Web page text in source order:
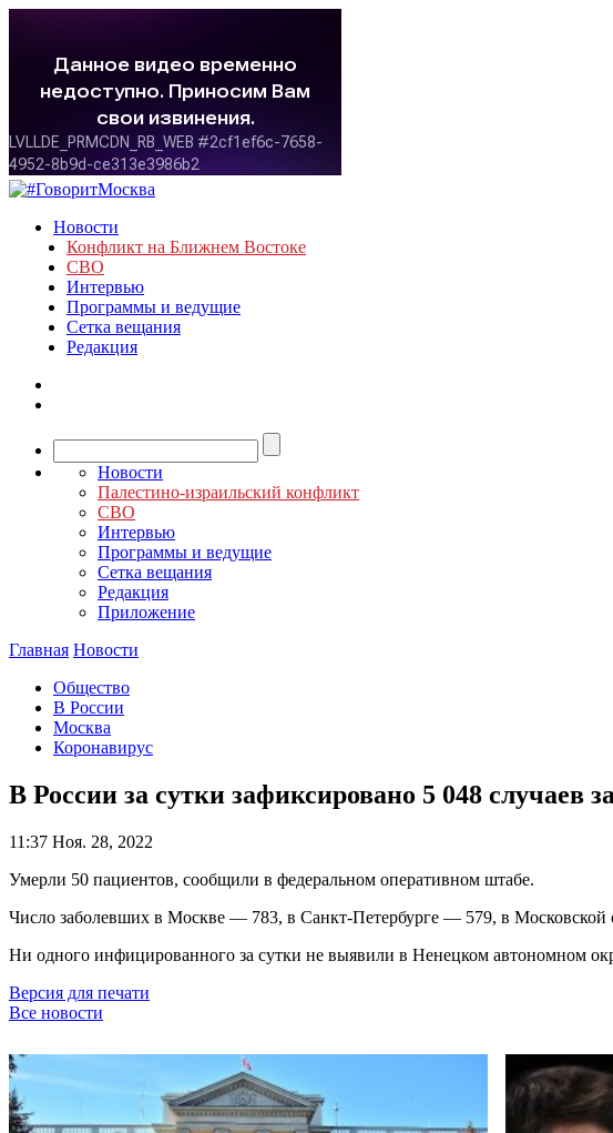
Новости
Конфликт на Ближнем Востоке
СВО
Интервью
Программы и ведущие
Сетка вещания
Редакция
Новости
Палестино-израильский конфликт
СВО
Интервью
Программы и ведущие
Сетка вещания
Редакция
Приложение
Главная Новости
Общество
В России
Москва
Коронавирус
В России за сутки зафиксировано 5 048 случаев
11:37 Ноя. 28, 2022
Умерли 50 пациентов, сообщили в федеральном оперативном штабе.
Число заболевших в Москве — 783, в Санкт-Петербурге — 579, в Московской
Ни одного инфицированного за сутки не выявили в Ненецком автономном
Версия для печати
Все новости